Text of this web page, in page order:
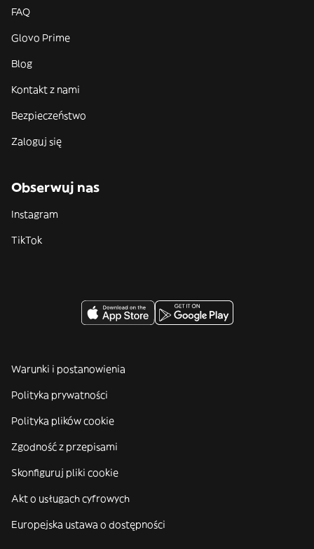
FAQ
Glovo Prime
Blog
Kontakt z nami
Bezpieczeństwo
Zaloguj się
Obserwuj nas
Instagram
TikTok
Warunki i postanowienia
Polityka prywatności
Polityka plików cookie
Zgodność z przepisami
Skonfiguruj pliki cookie
Akt o usługach cyfrowych
Europejska ustawa o dostępności